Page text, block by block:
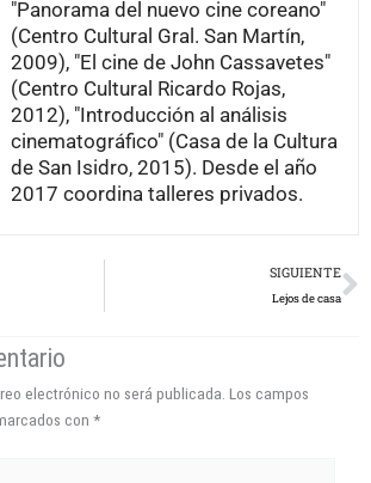
"Panorama del nuevo cine coreano"
(Centro Cultural Gral. San Martín,
2009), "El cine de John Cassavetes"
(Centro Cultural Ricardo Rojas,
2012), "Introducción al análisis
cinematográfico" (Casa de la Cultura
de San Isidro, 2015). Desde el año
2017 coordina talleres privados.
SIGUIENTE
Lejos de casa
electrónico no será publicada. Los campos
con *